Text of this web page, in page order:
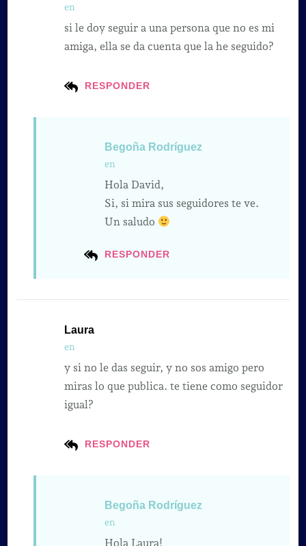
en
RESPONDER
si le doy seguir a una persona que no es mi
amiga, ella se da cuenta que la he seguido?
Begoña Rodríguez
en
RESPONDER
Hola David,
Si, si mira sus seguidores te ve.
Un saludo
Laura
en
RESPONDER
y si no le das seguir, y no sos amigo pero
miras lo que publica. te tiene como seguidor
igual?
Begoña Rodríguez
en
Hola Laura!